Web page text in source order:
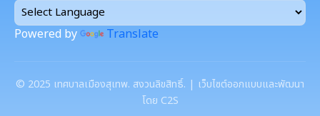
Powered by Translate
© 2025 เทศบาลเมืองสุเทพ. สงวนลิขสิทธิ์. | เว็บไซต์ออกแบบและพัฒนา
โดย C2S